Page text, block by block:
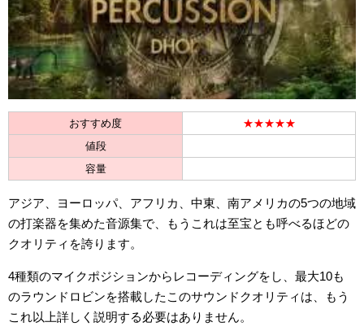
おすすめ度
★★★★★
値段
容量
アジア、ヨーロッパ、アフリカ、中東、南アメリカの5つの地域
の打楽器を集めた音源集で、もうこれは至宝とも呼べるほどの
クオリティを誇ります。
4種類のマイクポジションからレコーディングをし、最大10も
のラウンドロビンを搭載したこのサウンドクオリティは、もう
これ以上詳しく説明する必要はありません。